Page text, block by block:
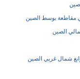
في مقاطعة بوسط الصين
الصين
شمال غربي الصين